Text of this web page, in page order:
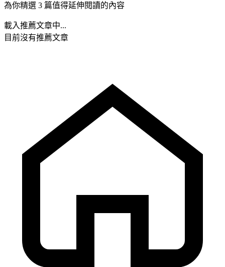
為你精選 3 篇值得延伸閱讀的內容
載入推薦文章中...
目前沒有推薦文章